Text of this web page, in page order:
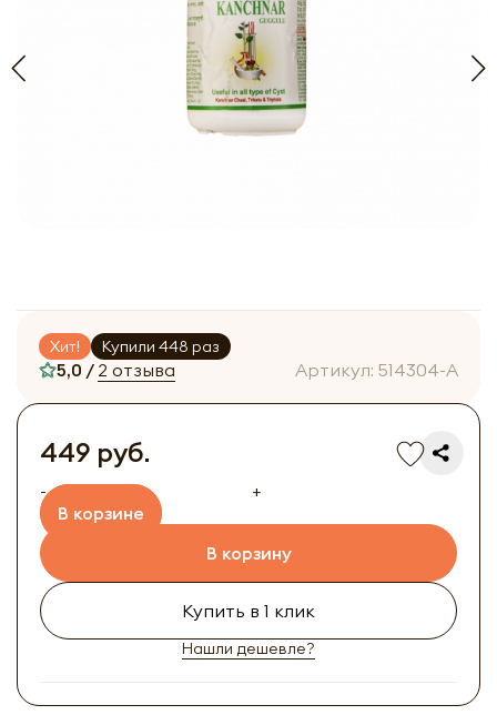
Хит! Купили 448 раз
5,0 / 2 отзыва Артикул: 514304-A
449 руб.
-
+
В корзине
В корзину
Купить в 1 клик
Нашли дешевле?